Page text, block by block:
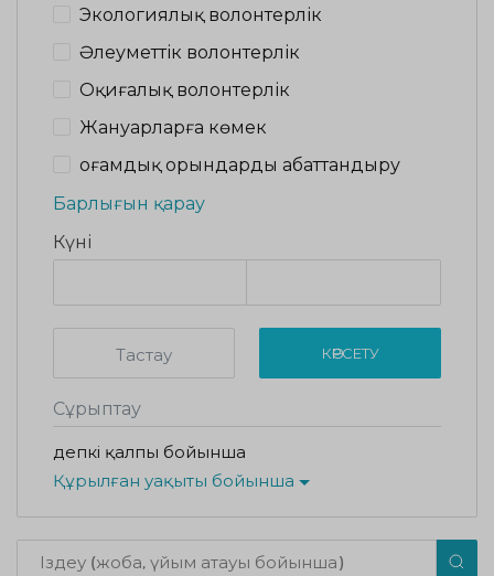
Экологиялық волонтерлік
Әлеуметтік волонтерлік
Оқиғалық волонтерлік
Жануарларға көмек
Қоғамдық орындарды абаттандыру
Барлығын қарау
Күні
Тастау КӨРСЕТУ
Сұрыптау
Әдепкі қалпы бойынша
Құрылған уақыты бойынша